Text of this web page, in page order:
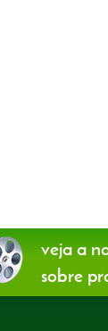
veja a
sobre